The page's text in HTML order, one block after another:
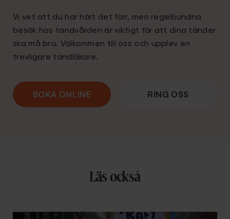
Vi vet att du har hört det förr, men regelbundna
besök hos tandvården är viktigt för att dina tänder
ska må bra. Välkommen till oss och upplev en
trevligare tandläkare.
BOKA ONLINE RING OSS
Läs också